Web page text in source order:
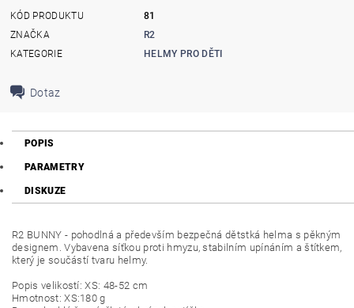
KÓD PRODUKTU
81
ZNAČKA
R2
KATEGORIE
HELMY PRO DĚTI
Dotaz
POPIS
PARAMETRY
DISKUZE
R2 BUNNY - pohodlná a především bezpečná dětstká helma s pěkným
designem. Vybavena síťkou proti hmyzu, stabilním upínáním a štítkem,
který je součástí tvaru helmy.
Popis velikostí: XS: 48-52 cm
Hmotnost: XS:180 g